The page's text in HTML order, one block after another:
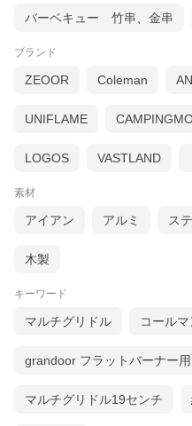
バーベキュー 竹串、金串
ブランド
ZEOOR Coleman
UNIFLAME
LOGOS VASTLAND
素材
アイアン アルミ ス
木製
キーワード
マルチグリドル コール
grandoor フラットバーナー
マルチグリドル19センチ